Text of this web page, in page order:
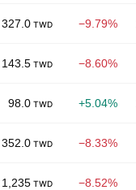
327.0 TWD −9.79%
143.5 TWD −8.60%
98.0 TWD +5.04%
352.0 TWD −8.33%
1,235 TWD −8.52%